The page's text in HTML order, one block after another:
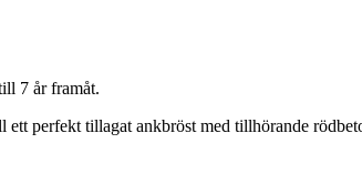
7 år framåt.
perfekt tillagat ankbröst med tillhörande